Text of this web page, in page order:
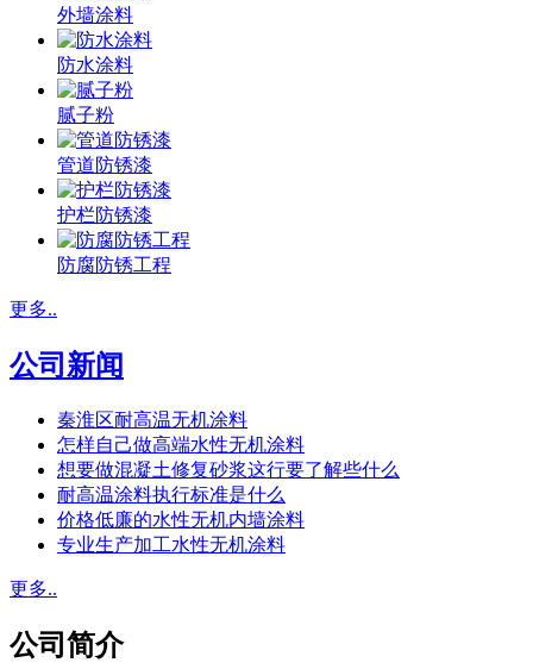
外墙涂料
防水涂料
腻子粉
管道防锈漆
护栏防锈漆
防腐防锈工程
更多..
公司新闻
秦淮区耐高温无机涂料
怎样自己做高端水性无机涂料
想要做混凝土修复砂浆这行要了解些什么
耐高温涂料执行标准是什么
价格低廉的水性无机内墙涂料
专业生产加工水性无机涂料
更多..
公司简介